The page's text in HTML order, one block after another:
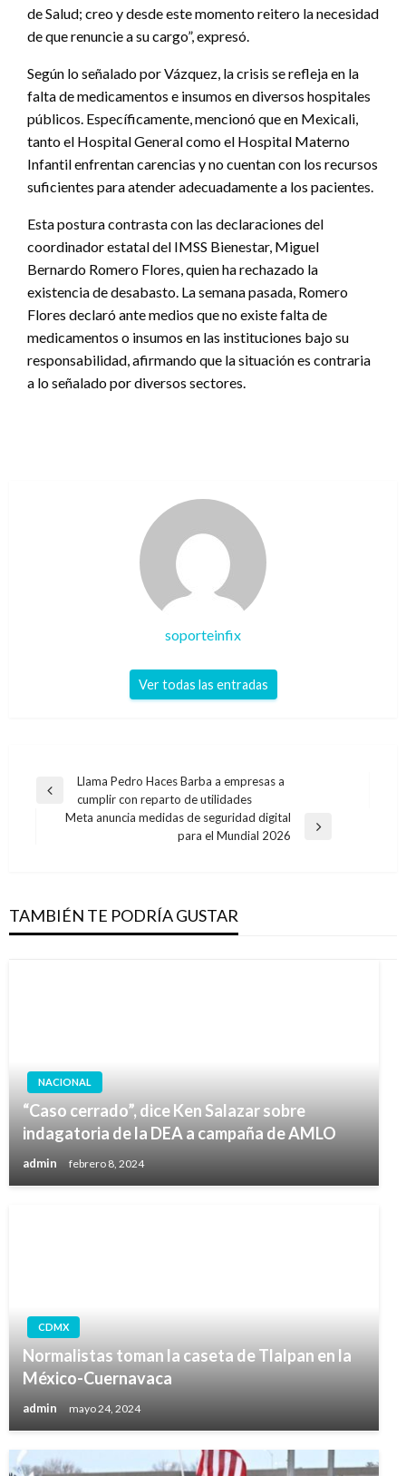
de Salud; creo y desde este momento reitero la necesidad
de que renuncie a su cargo”, expresó.
Según lo señalado por Vázquez, la crisis se refleja en la
falta de medicamentos e insumos en diversos hospitales
públicos. Específicamente, mencionó que en Mexicali,
tanto el Hospital General como el Hospital Materno
Infantil enfrentan carencias y no cuentan con los recursos
suficientes para atender adecuadamente a los pacientes.
Esta postura contrasta con las declaraciones del
coordinador estatal del IMSS Bienestar, Miguel
Bernardo Romero Flores, quien ha rechazado la
existencia de desabasto. La semana pasada, Romero
Flores declaró ante medios que no existe falta de
medicamentos o insumos en las instituciones bajo su
responsabilidad, afirmando que la situación es contraria
a lo señalado por diversos sectores.
soporteinfix
Ver todas las entradas
Navegación
Entrada
anterior
Llama Pedro Haces Barba a empresas a
cumplir con reparto de utilidades
Meta anuncia medidas de seguridad digital
para el Mundial 2026
TAMBIÉN TE PODRÍA GUSTAR
NACIONAL
“Caso cerrado”, dice Ken Salazar sobre
indagatoria de la DEA a campaña de AMLO
admin febrero 8, 2024
CDMX
Normalistas toman la caseta de Tlalpan en la
México-Cuernavaca
admin mayo 24, 2024